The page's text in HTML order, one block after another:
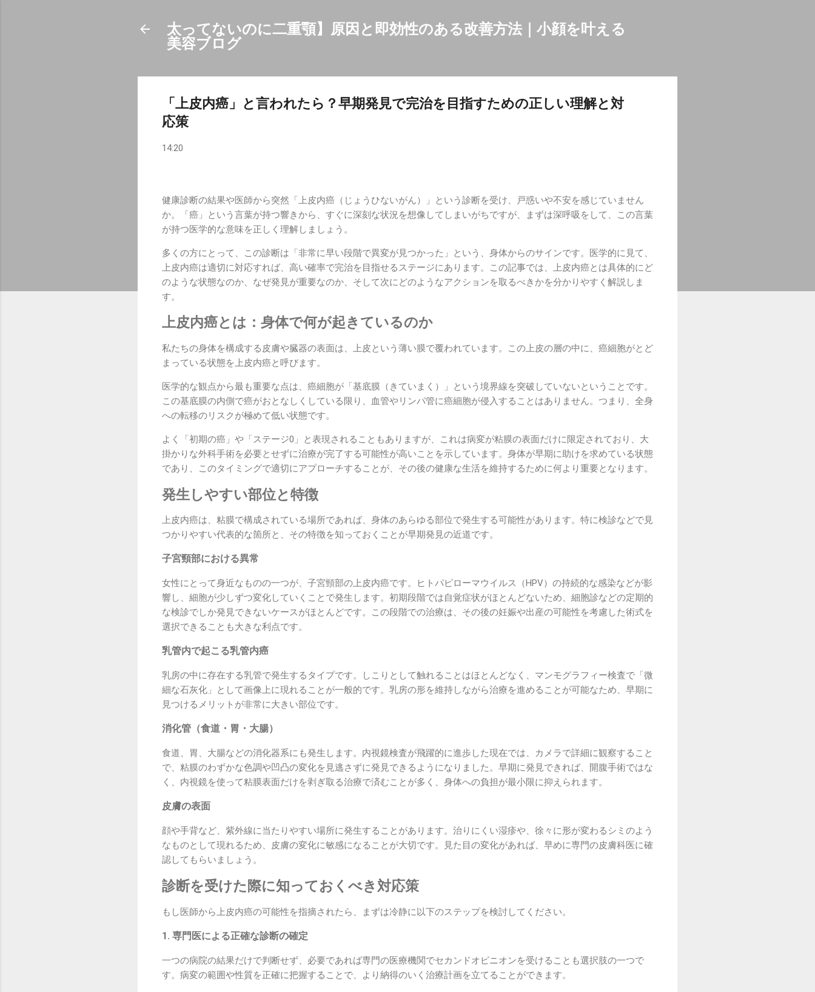
太ってないのに二重顎】原因と即効性のある改善方法｜小顔を叶える
美容ブログ
「上皮内癌」と言われたら？早期発見で完治を目指すための正しい理解と対
応策
14:20
健康診断の結果や医師から突然「上皮内癌（じょうひないがん）」という診断を受け、戸惑いや不安を感じていません
か。「癌」という言葉が持つ響きから、すぐに深刻な状況を想像してしまいがちですが、まずは深呼吸をして、この言葉
が持つ医学的な意味を正しく理解しましょう。
多くの方にとって、この診断は「非常に早い段階で異変が見つかった」という、身体からのサインです。医学的に見て、
上皮内癌は適切に対応すれば、高い確率で完治を目指せるステージにあります。この記事では、上皮内癌とは具体的にど
のような状態なのか、なぜ発見が重要なのか、そして次にどのようなアクションを取るべきかを分かりやすく解説しま
す。
上皮内癌とは：身体で何が起きているのか
私たちの身体を構成する皮膚や臓器の表面は、上皮という薄い膜で覆われています。この上皮の層の中に、癌細胞がとど
まっている状態を上皮内癌と呼びます。
医学的な観点から最も重要な点は、癌細胞が「基底膜（きていまく）」という境界線を突破していないということです。
この基底膜の内側で癌がおとなしくしている限り、血管やリンパ管に癌細胞が侵入することはありません。つまり、全身
への転移のリスクが極めて低い状態です。
よく「初期の癌」や「ステージ0」と表現されることもありますが、これは病変が粘膜の表面だけに限定されており、大
掛かりな外科手術を必要とせずに治療が完了する可能性が高いことを示しています。身体が早期に助けを求めている状態
であり、このタイミングで適切にアプローチすることが、その後の健康な生活を維持するために何より重要となります。
発生しやすい部位と特徴
上皮内癌は、粘膜で構成されている場所であれば、身体のあらゆる部位で発生する可能性があります。特に検診などで見
つかりやすい代表的な箇所と、その特徴を知っておくことが早期発見の近道です。
子宮頸部における異常
女性にとって身近なものの一つが、子宮頸部の上皮内癌です。ヒトパピローマウイルス（HPV）の持続的な感染などが影
響し、細胞が少しずつ変化していくことで発生します。初期段階では自覚症状がほとんどないため、細胞診などの定期的
な検診でしか発見できないケースがほとんどです。この段階での治療は、その後の妊娠や出産の可能性を考慮した術式を
選択できることも大きな利点です。
乳管内で起こる乳管内癌
乳房の中に存在する乳管で発生するタイプです。しこりとして触れることはほとんどなく、マンモグラフィー検査で「微
細な石灰化」として画像上に現れることが一般的です。乳房の形を維持しながら治療を進めることが可能なため、早期に
見つけるメリットが非常に大きい部位です。
消化管（食道・胃・大腸）
食道、胃、大腸などの消化器系にも発生します。内視鏡検査が飛躍的に進歩した現在では、カメラで詳細に観察すること
で、粘膜のわずかな色調や凹凸の変化を見逃さずに発見できるようになりました。早期に発見できれば、開腹手術ではな
く、内視鏡を使って粘膜表面だけを剥ぎ取る治療で済むことが多く、身体への負担が最小限に抑えられます。
皮膚の表面
顔や手背など、紫外線に当たりやすい場所に発生することがあります。治りにくい湿疹や、徐々に形が変わるシミのよう
なものとして現れるため、皮膚の変化に敏感になることが大切です。見た目の変化があれば、早めに専門の皮膚科医に確
認してもらいましょう。
診断を受けた際に知っておくべき対応策
もし医師から上皮内癌の可能性を指摘されたら、まずは冷静に以下のステップを検討してください。
1. 専門医による正確な診断の確定
一つの病院の結果だけで判断せず、必要であれば専門の医療機関でセカンドオピニオンを受けることも選択肢の一つで
す。病変の範囲や性質を正確に把握することで、より納得のいく治療計画を立てることができます。